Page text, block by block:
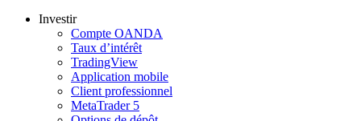
Investir
Compte OANDA
Taux d’intérêt
TradingView
Application mobile
Client professionnel
MetaTrader 5